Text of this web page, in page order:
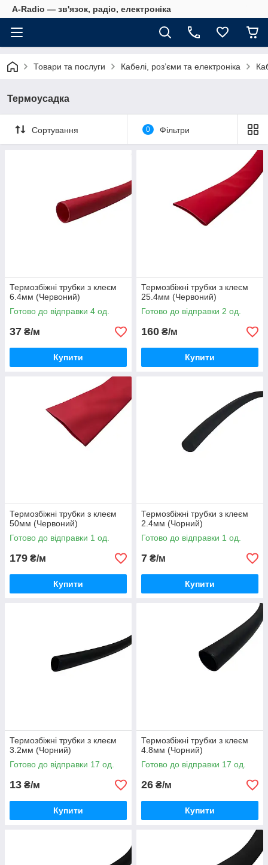
A-Radio — зв'язок, радіо, електроніка
Товари та послуги Кабелі, роз’єми та електроніка
Термоусадка
Сортування 0 Фільтри
Термозбіжні трубки з клеєм
6.4мм (Червоний)
Готово до відправки 4 од.
37 ₴/м
Купити
Термозбіжні трубки з клеєм
25.4мм (Червоний)
Готово до відправки 2 од.
160 ₴/м
Купити
Термозбіжні трубки з клеєм
50мм (Червоний)
Готово до відправки 1 од.
179 ₴/м
Купити
Термозбіжні трубки з клеєм
2.4мм (Чорний)
Готово до відправки 1 од.
7 ₴/м
Купити
Термозбіжні трубки з клеєм
3.2мм (Чорний)
Готово до відправки 17 од.
13 ₴/м
Купити
Термозбіжні трубки з клеєм
4.8мм (Чорний)
Готово до відправки 17 од.
26 ₴/м
Купити